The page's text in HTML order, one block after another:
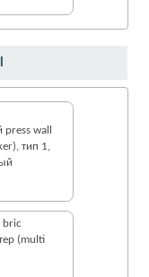
wall
тип 1,
bric
(multi